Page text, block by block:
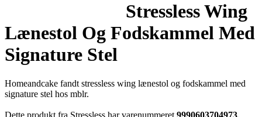
Stressless Wing
Lænestol Og Fodskammel Med
Signature Stel
Homeandcake fandt stressless wing lænestol og fodskammel med
signature stel hos mblr.
Dette produkt fra Stressless har varenummeret 9990603704973.